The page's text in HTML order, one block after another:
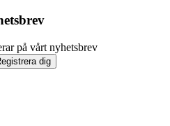
på vårt nyhetsbrev
dig